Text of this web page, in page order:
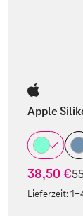
Apple
38,50 €
Lieferzeit:1-